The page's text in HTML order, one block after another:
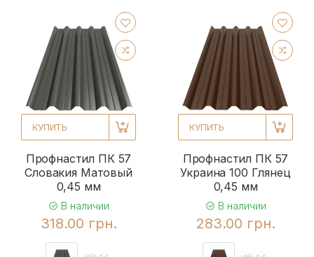
КУПИТЬ
Профнастил ПК 57
Словакия Матовый
0,45 мм
В наличии
318.00 грн.
КУПИТЬ
Профнастил ПК 57
Украина 100 Глянец
0,45 мм
В наличии
283.00 грн.